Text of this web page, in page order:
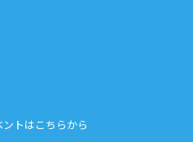
トはこちらから